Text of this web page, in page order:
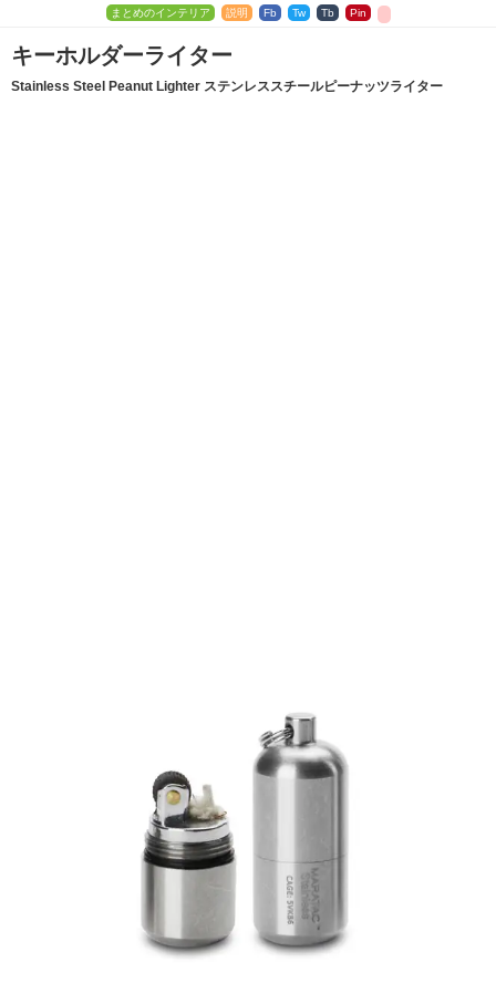
まとめのインテリア 説明 Fb Tw Tb Pin
キーホルダーライター
Stainless Steel Peanut Lighter ステンレススチールピーナッツライター